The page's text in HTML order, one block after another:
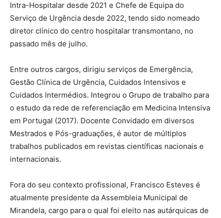
Intra-Hospitalar desde 2021 e Chefe de Equipa do
Serviço de Urgência desde 2022, tendo sido nomeado
diretor clínico do centro hospitalar transmontano, no
passado mês de julho.
Entre outros cargos, dirigiu serviços de Emergência,
Gestão Clínica de Urgência, Cuidados Intensivos e
Cuidados Intermédios. Integrou o Grupo de trabalho para
o estudo da rede de referenciação em Medicina Intensiva
em Portugal (2017). Docente Convidado em diversos
Mestrados e Pós-graduações, é autor de múltiplos
trabalhos publicados em revistas científicas nacionais e
internacionais.
Fora do seu contexto profissional, Francisco Esteves é
atualmente presidente da Assembleia Municipal de
Mirandela, cargo para o qual foi eleito nas autárquicas de